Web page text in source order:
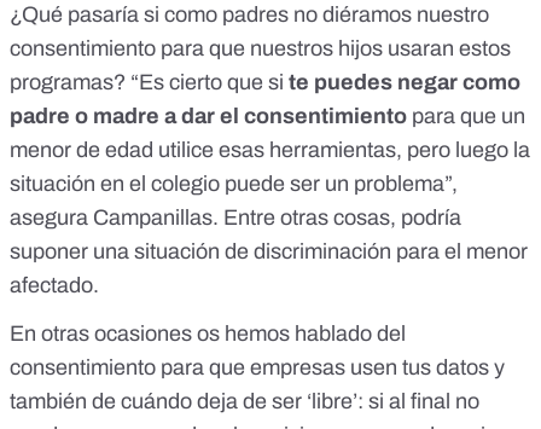
¿Qué pasaría si como padres no diéramos nuestro
consentimiento para que nuestros hijos usaran estos
programas? “Es cierto que si te puedes negar como
padre o madre a dar el consentimiento para que un
menor de edad utilice esas herramientas, pero luego la
situación en el colegio puede ser un problema”,
asegura Campanillas. Entre otras cosas, podría
suponer una situación de discriminación para el menor
afectado.
En otras ocasiones os hemos hablado del
consentimiento para que empresas usen tus datos y
también de cuándo deja de ser ‘libre’: si al final no